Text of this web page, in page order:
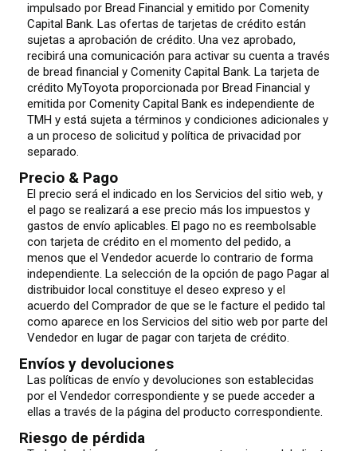
impulsado por Bread Financial y emitido por Comenity
Capital Bank. Las ofertas de tarjetas de crédito están
sujetas a aprobación de crédito. Una vez aprobado,
recibirá una comunicación para activar su cuenta a través
de bread financial y Comenity Capital Bank. La tarjeta de
crédito MyToyota proporcionada por Bread Financial y
emitida por Comenity Capital Bank es independiente de
TMH y está sujeta a términos y condiciones adicionales y
a un proceso de solicitud y política de privacidad por
separado.
Precio & Pago
El precio será el indicado en los Servicios del sitio web, y
el pago se realizará a ese precio más los impuestos y
gastos de envío aplicables. El pago no es reembolsable
con tarjeta de crédito en el momento del pedido, a
menos que el Vendedor acuerde lo contrario de forma
independiente. La selección de la opción de pago Pagar al
distribuidor local constituye el deseo expreso y el
acuerdo del Comprador de que se le facture el pedido tal
como aparece en los Servicios del sitio web por parte del
Vendedor en lugar de pagar con tarjeta de crédito.
Envíos y devoluciones
Las políticas de envío y devoluciones son establecidas
por el Vendedor correspondiente y se puede acceder a
ellas a través de la página del producto correspondiente.
Riesgo de pérdida